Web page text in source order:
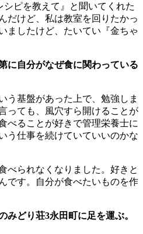
ピを教えて』と聞いてくれた
だけど、私は教室を回りたかっ
ましたけど、たいてい『金ちゃ
に自分がなぜ食に関わっている
う基盤があった上で、勉強しま
っても、風穴すら開けることが
べることが好きで管理栄養士に
う仕事を続けていていいのかな
べられなくなりました。好きと
です。自分が食べたいものを作
みどり荘3永田町に足を運ぶ。